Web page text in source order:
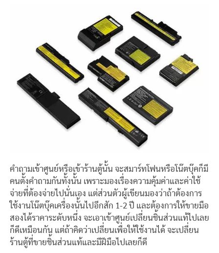
คำถามเข้าศูนย์หรือเข้าร้านตู้นั้น จะสมาร์ทโฟนหรือโน๊ตบุ๊คก็มี
คนตั้งคำถามกันทั้งนั้น เพราะมองเรื่องความคุ้มค่าและค่าใช้
จ่ายที่ต้องจ่ายไปนั่นเอง แต่ส่วนตัวผู้เขียนมองว่าถ้าต้องการ
ใช้งานโน๊ตบุ๊คเครื่องนั้นไปอีกสัก 1-2 ปี และต้องการให้ขายมือ
สองได้ราคาระดับหนึ่ง จะเอาเข้าศูนย์เปลี่ยนชิ้นส่วนแท้ไปเลย
ก็ดีเหมือนกัน แต่ถ้าคิดว่าเปลี่ยนเพื่อให้ใช้งานได้ จะเปลี่ยน
ร้านตู้ที่ขายชิ้นส่วนแท้และมีฝีมือไปเลยก็ดี